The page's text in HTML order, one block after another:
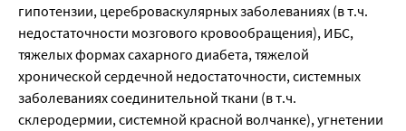
гипотензии, цереброваскулярных заболеваниях (в т.ч.
недостаточности мозгового кровообращения), ИБС,
тяжелых формах сахарного диабета, тяжелой
хронической сердечной недостаточности, системных
заболеваниях соединительной ткани (в т.ч.
склеродермии, системной красной волчанке), угнетении